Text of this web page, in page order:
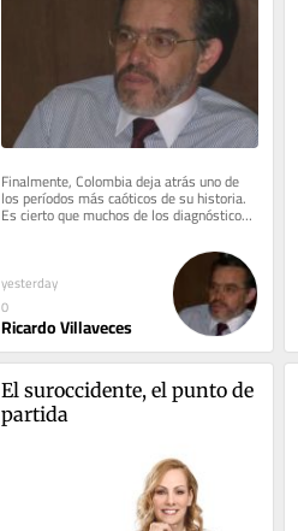
Finalmente, Colombia deja atrás uno de
los períodos más caóticos de su historia.
Es cierto que muchos de los diagnósticos
del gobierno que...
yesterday
0
Ricardo Villaveces
El suroccidente, el punto de
partida